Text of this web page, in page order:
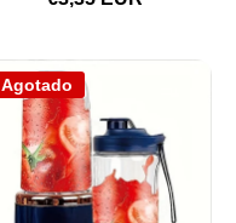
Agotado